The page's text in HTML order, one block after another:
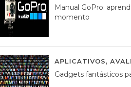
Manual GoPro:
momento
APLICATIVOS,
Gadgets fantásticos